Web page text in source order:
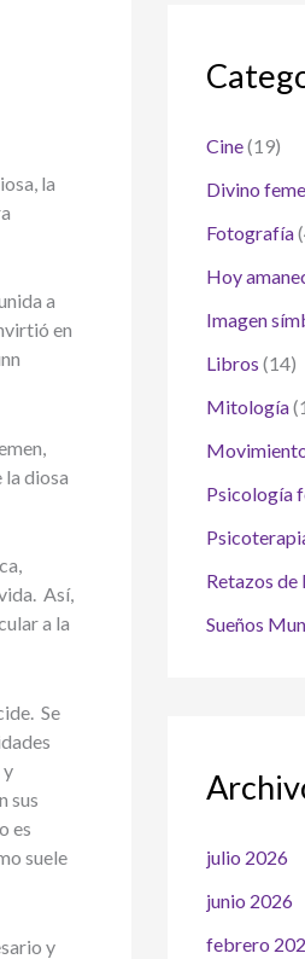
la
a
en
la diosa
Así,
a la
Se
y
sus
es
suele
y
Cine(19)
Divino
Fotografía
Hoy
Imagen
Libros (14)
Mitología
Psicología
Retazos de
Sueños
julio 2026
junio 2026
febrero